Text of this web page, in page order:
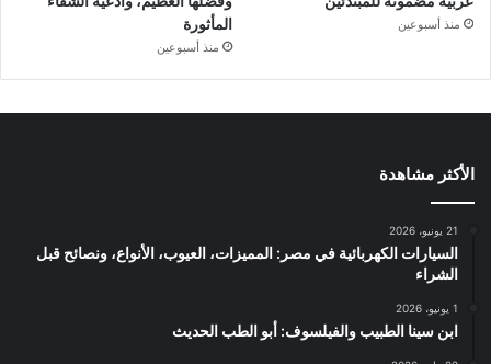
منذ أسبوعين
المأثورة
منذ أسبوعين
الأكثر مشاهدة
21 يونيو، 2026
السيارات الكهربائية في مصر: المميزات، العيوب، الأنواع، ونصائح قبل
الشراء
1 يونيو، 2026
ابن سينا الطبيب والفيلسوف: أبو الطب الحديث